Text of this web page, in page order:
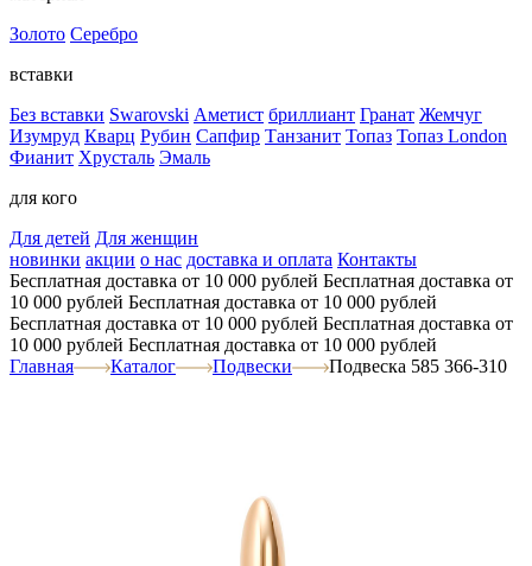
Золото Серебро
вставки
Без вставки Swarovski Аметист бриллиант Гранат Жемчуг
Изумруд Кварц Рубин Сапфир Танзанит Топаз Топаз London
Фианит Хрусталь Эмаль
для кого
Для детей Для женщин
новинки акции о нас доставка и оплата Контакты
Бесплатная доставка от 10 000 рублей Бесплатная доставка от
10 000 рублей Бесплатная доставка от 10 000 рублей
Бесплатная доставка от 10 000 рублей Бесплатная доставка от
10 000 рублей Бесплатная доставка от 10 000 рублей
Главная
Каталог Подвески Подвеска 585 366-310